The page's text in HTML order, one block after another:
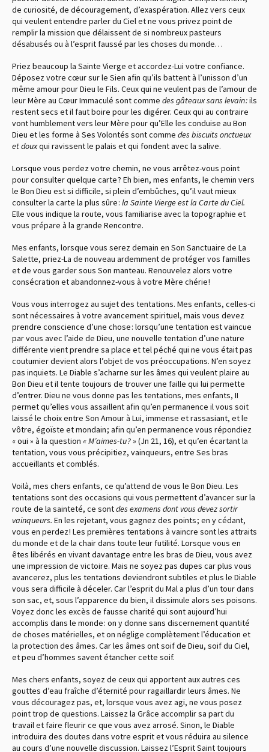
de curiosité, de découragement, d’exaspération. Allez vers ceux
qui veulent entendre parler du Ciel et ne vous privez point de
remplir la mission que délaissent de si nombreux pasteurs
désabusés ou à l’esprit faussé par les choses du monde…
Priez beaucoup la Sainte Vierge et accordez-Lui votre confiance.
Déposez votre cœur sur le Sien afin qu’ils battent à l’unisson d’un
même amour pour Dieu le Fils. Ceux qui ne veulent pas de l’amour de
leur Mère au Cœur Immaculé sont comme des gâteaux sans levain :ils
restent secs et il faut boire pour les digérer. Ceux qui au contraire
vont humblement vers leur Mère pour qu’Elle les conduise au Bon
Dieu et les forme à Ses Volontés sont comme des biscuits onctueux
et douxqui ravissent le palais et qui fondent avec la salive.
Lorsque vous perdez votre chemin, ne vous arrêtez-vous point
pour consulter quelque carte ? Eh bien, mes enfants, le chemin vers
le Bon Dieu est si difficile, si plein d’embûches, qu’il vaut mieux
consulter la carte la plus sûre : la Sainte Vierge est la Carte du Ciel.
Elle vous indique la route, vous familiarise avec la topographie et
vous prépare à la grande Rencontre.
Mes enfants, lorsque vous serez demain en Son Sanctuaire de La
Salette, priez-La de nouveau ardemment de protéger vos familles
et de vous garder sous Son manteau. Renouvelez alors votre
consécration et abandonnez-vous à votre Mère chérie !
Vous vous interrogez au sujet des tentations. Mes enfants, celles-ci
sont nécessaires à votre avancement spirituel, mais vous devez
prendre conscience d’une chose : lorsqu’une tentation est vaincue
par vous avec l’aide de Dieu, une nouvelle tentation d’une nature
différente vient prendre sa place et tel péché qui ne vous était pas
coutumier devient alors l’objet de vos préoccupations. N’en soyez
pas inquiets. Le Diable s’acharne sur les âmes qui veulent plaire au
Bon Dieu et il tente toujours de trouver une faille qui lui permette
d’entrer. Dieu ne vous donne pas les tentations, mes enfants, II
permet qu’elles vous assaillent afin qu’en permanence il vous soit
laissé le choix entre Son Amour à Lui, immense et rassasiant, et le
vôtre, égoïste et mondain ; afin qu’en permanence vous répondiez
« oui » à la question « M’aimes-tu ? »(Jn 21, 16), et qu’en écartant la
tentation, vous vous précipitiez, vainqueurs, entre Ses bras
accueillants et comblés.
Voilà, mes chers enfants, ce qu’attend de vous le Bon Dieu. Les
tentations sont des occasions qui vous permettent d’avancer sur la
route de la sainteté, ce sontdes examens dont vous devez sortir
vainqueurs. En les rejetant, vous gagnez des points ; en y cédant,
vous en perdez ! Les premières tentations à vaincre sont les attraits
du monde et de la chair dans toute leur futilité. Lorsque vous en
êtes libérés en vivant davantage entre les bras de Dieu, vous avez
une impression de victoire. Mais ne soyez pas dupes car plus vous
avancerez, plus les tentations deviendront subtiles et plus le Diable
vous sera difficile à déceler. Car l’esprit du Mal a plus d’un tour dans
son sac, et, sous l’apparence du bien, il dissimule alors ses poisons.
Voyez donc les excès de fausse charité qui sont aujourd’hui
accomplis dans le monde : on y donne sans discernement quantité
de choses matérielles, et on néglige complètement l’éducation et
la protection des âmes. Car les âmes ont soif de Dieu, soif du Ciel,
et peu d’hommes savent étancher cette soif.
Mes chers enfants, soyez de ceux qui apportent aux autres ces
gouttes d’eau fraîche d’éternité pour ragaillardir leurs âmes. Ne
vous découragez pas, et, lorsque vous avez agi, ne vous posez
point trop de questions. Laissez la Grâce accomplir sa part du
travail et faire fleurir ce que vous avez arrosé. Sinon, le Diable
introduira des doutes dans votre esprit et vous réduira au silence
au cours d’une nouvelle discussion. Laissez l’Esprit Saint toujours